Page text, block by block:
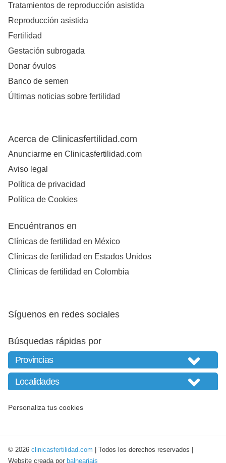
Tratamientos de reproducción asistida
Reproducción asistida
Fertilidad
Gestación subrogada
Donar óvulos
Banco de semen
Últimas noticias sobre fertilidad
Acerca de Clinicasfertilidad.com
Anunciarme en Clinicasfertilidad.com
Aviso legal
Política de privacidad
Política de Cookies
Encuéntranos en
Clínicas de fertilidad en México
Clínicas de fertilidad en Estados Unidos
Clínicas de fertilidad en Colombia
Síguenos en redes sociales
Búsquedas rápidas por
Personaliza tus cookies
© 2026 clinicasfertilidad.com | Todos los derechos reservados |
Website creada por balneariais